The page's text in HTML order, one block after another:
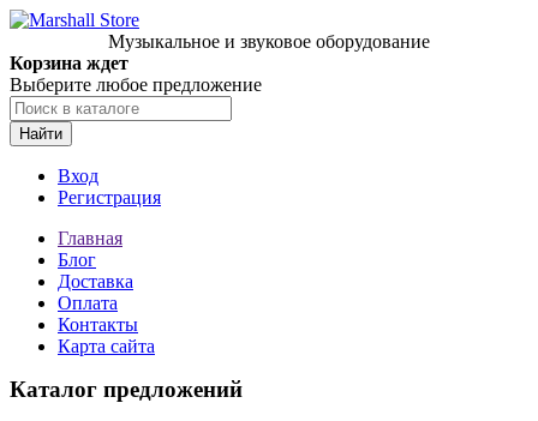
Музыкальное и звуковое оборудование
Корзина ждет
Выберите любое предложение
Найти
Вход
Регистрация
Главная
Блог
Доставка
Оплата
Контакты
Карта сайта
Каталог предложений